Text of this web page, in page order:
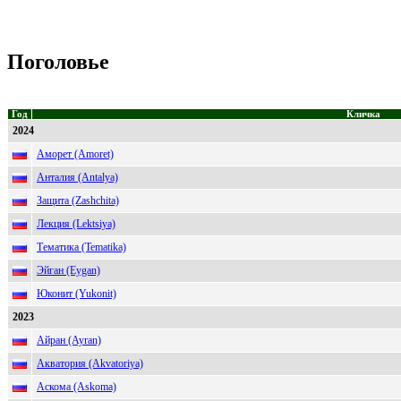
Поголовье
Год Кличка
2024
Аморет (Amoret)
Анталия (Antalya)
Защита (Zashchita)
Лекция (Lektsiya)
Тематика (Tematika)
Эйган (Eygan)
Юконит (Yukonit)
2023
Айран (Ayran)
Акватория (Akvatoriya)
Аскома (Askoma)